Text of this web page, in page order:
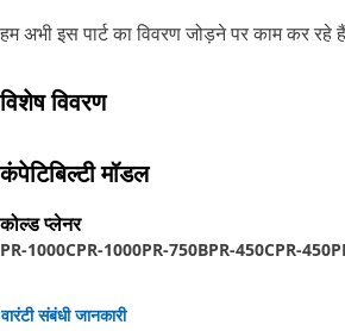
हम अभी इस पार्ट का विवरण जोड़ने पर काम कर रहे
विशेष विवरण
कंपेटिबिल्टी मॉडल
कोल्ड प्लेनर
PR-1000CPR-1000PR-750BPR-450CPR-450
वारंटी संबंधी जानकारी